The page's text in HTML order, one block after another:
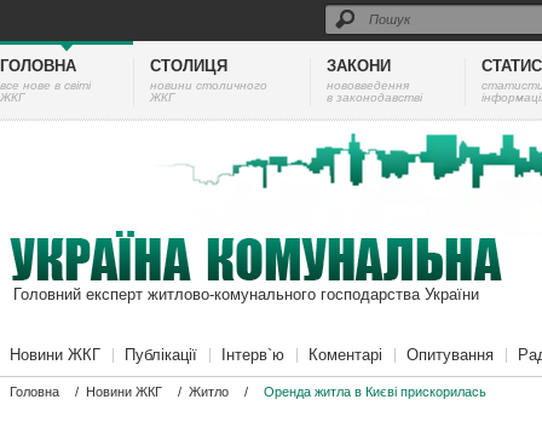
ГОЛОВНА
все нове в світі
ЖКГ
СТОЛИЦЯ
новини столичного
ЖКГ
ЗАКОНИ
нововведення
в законодавстві
Головний експерт житлово-комунального господарства України
Новини ЖКГ Публікації Інтерв`ю Коментарі Опитування
Головна / Новини ЖКГ / Житло / Оренда житла в Києві прискорилась